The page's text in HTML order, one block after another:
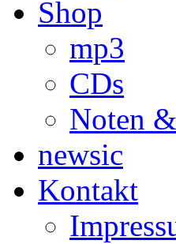
Shop
mp3
CDs
Noten
newsic
Kontakt